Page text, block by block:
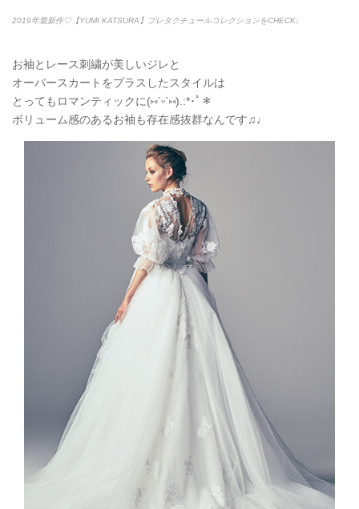
2019年最新作♡【YUMI KATSURA】プレタクチュールコレクションをCHECK♩
お袖とレース刺繍が美しいジレと
オーバースカートをプラスしたスタイルは
とってもロマンティックに(⑅ˊᵕˋ⑅).:*･ﾟ＊
ボリューム感のあるお袖も存在感抜群なんです♫♩